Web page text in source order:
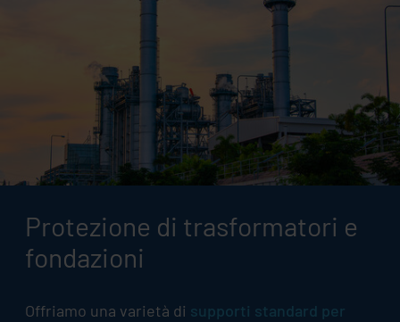
Protezione di trasformatori e
fondazioni
Offriamo una varietà di supporti standard per